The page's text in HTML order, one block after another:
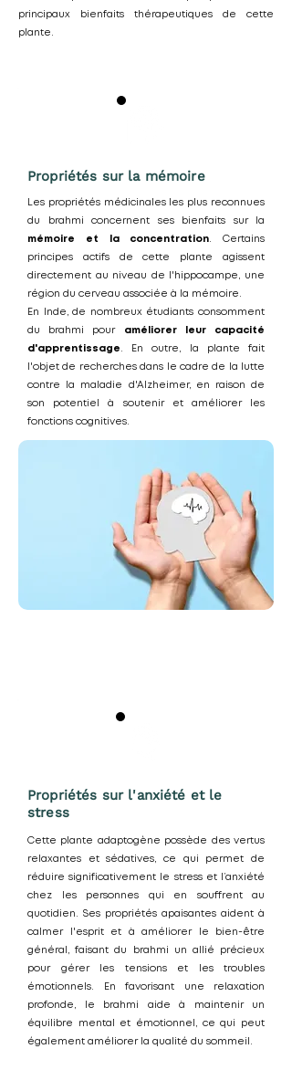
principaux bienfaits thérapeutiques de cette
plante.
Propriétés sur la mémoire
Les propriétés médicinales les plus reconnues
du brahmi concernent ses bienfaits sur la
mémoire et la concentration . Certains
principes actifs de cette plante agissent
directement au niveau de l'hippocampe, une
région du cerveau associée à la mémoire.
En Inde, de nombreux étudiants consomment
du brahmi pour
améliorer leur capacité
d'apprentissage . En outre, la plante fait
l'objet de recherches dans le cadre de la lutte
contre la maladie d'Alzheimer, en raison de
son potentiel à soutenir et améliorer les
fonctions cognitives.
Propriétés sur l'anxiété et le
stress
Cette plante adaptogène possède des vertus
relaxantes et sédatives, ce qui permet de
réduire significativement le stress et l’anxiété
chez les personnes qui en souffrent au
quotidien. Ses propriétés apaisantes aident à
calmer l'esprit et à améliorer le bien-être
général, faisant du brahmi un allié précieux
pour gérer les tensions et les troubles
émotionnels. En favorisant une relaxation
profonde, le brahmi aide à maintenir un
équilibre mental et émotionnel, ce qui peut
également améliorer la qualité du sommeil.